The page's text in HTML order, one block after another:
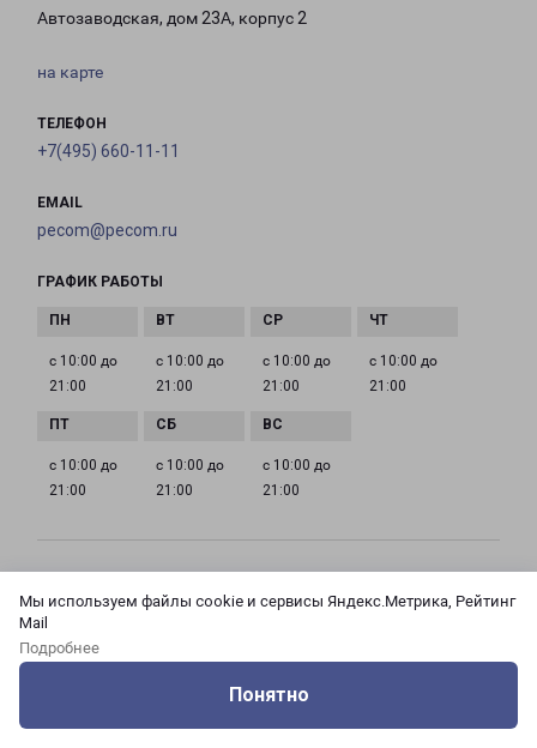
Мы используем файлы cookie и сервисы Яндекс.Метрика, Рейтинг
Mail
Подробнее
Понятно
Автозаводская, дом 23А, корпус 2
на карте
ТЕЛЕФОН
+7(495) 660-11-11
EMAIL
pecom@pecom.ru
ГРАФИК РАБОТЫ
с 10:00 до
21:00
с 10:00 до
21:00
с 10:00 до
21:00
с 10:00 до
21:00
с 10:00 до
21:00
с 10:00 до
21:00
с 10:00 до
21:00
Россия, Москва город, Зюзино район, улица
Азовская, дом 24, корпус 3